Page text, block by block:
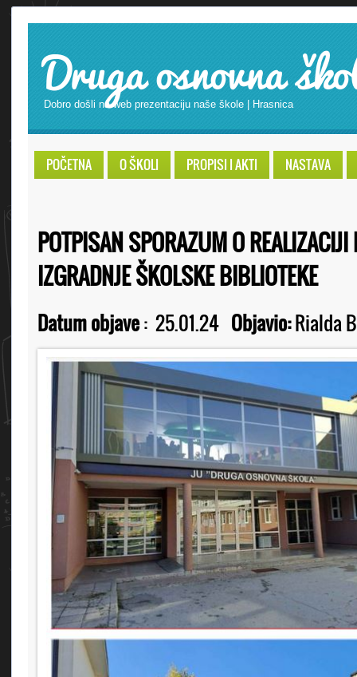
Druga osnovna
Dobro došli na web prezentaciju naše škole | Hrasnica
POČETNA O ŠKOLI PROPISI I AKTI NASTAVA
POTPISAN SPORAZUM O REALIZACIJI
IZGRADNJE ŠKOLSKE BIBLIOTEKE
Datum objave: 25.01.24 Objavio:Rialda